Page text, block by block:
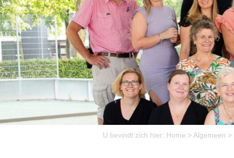
U bevindt zich hier: Home > Algemeen >